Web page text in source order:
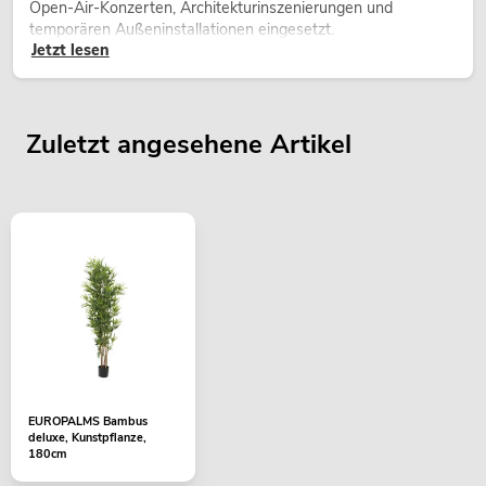
Open-Air-Konzerten, Architekturinszenierungen und
temporären Außeninstallationen eingesetzt.
Jetzt lesen
Zuletzt angesehene Artikel
EUROPALMS Bambus
deluxe, Kunstpflanze,
180cm